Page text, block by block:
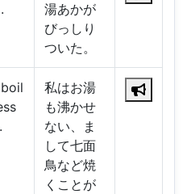
湯あかが
びっしり
ついた。
私はお湯
も沸かせ
ない、ま
して七面
鳥など焼
くことが